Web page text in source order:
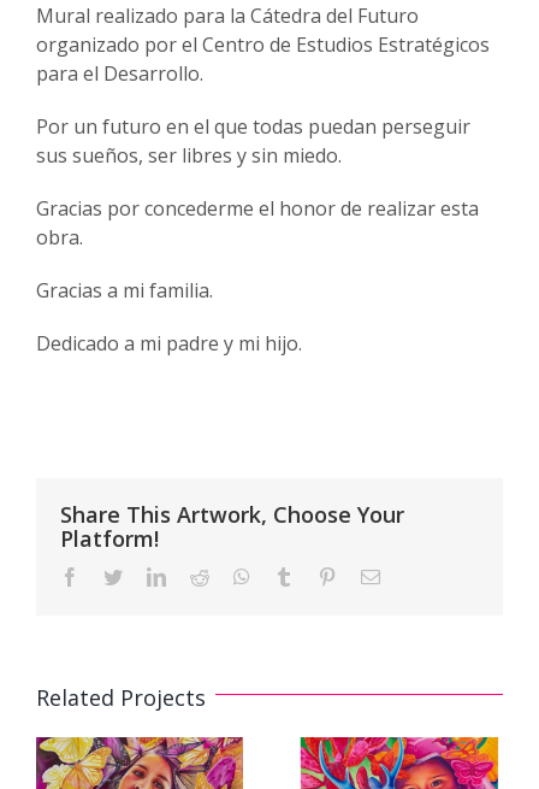
Mural realizado para la Cátedra del Futuro
organizado por el Centro de Estudios Estratégicos
para el Desarrollo.
Por un futuro en el que todas puedan perseguir
sus sueños, ser libres y sin miedo.
Gracias por concederme el honor de realizar esta
obra.
Gracias a mi familia.
Dedicado a mi padre y mi hijo.
Share This Artwork, Choose Your
Platform!
Facebook
TwitterLinkedIn
Reddit WhatsApp
Tumblr PinterestEmail
Related Projects
3D Mural